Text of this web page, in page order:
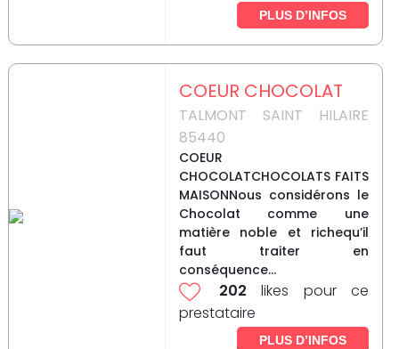
PLUS D’INFOS
COEUR CHOCOLAT
TALMONT SAINT HILAIRE
85440
COEUR
CHOCOLATCHOCOLATS FAITS
MAISONNous considérons le
Chocolat comme une
matière noble et richequ’il
faut traiter en
conséquence...
202 likes pour ce
prestataire
PLUS D’INFOS